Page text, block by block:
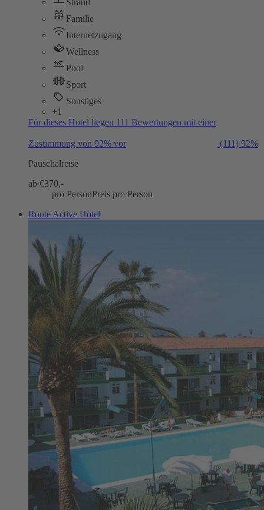
Familie
Internetzugang
Wellness
Pool
Sport
Sonstiges
+1
Für dieses Hotel liegen 111 Bewertungen mit einer
Zustimmung von 92% vor (111) 92%
Pauschalreise
ab €370,-
pro PersonPreis pro Person
Route Active Hotel